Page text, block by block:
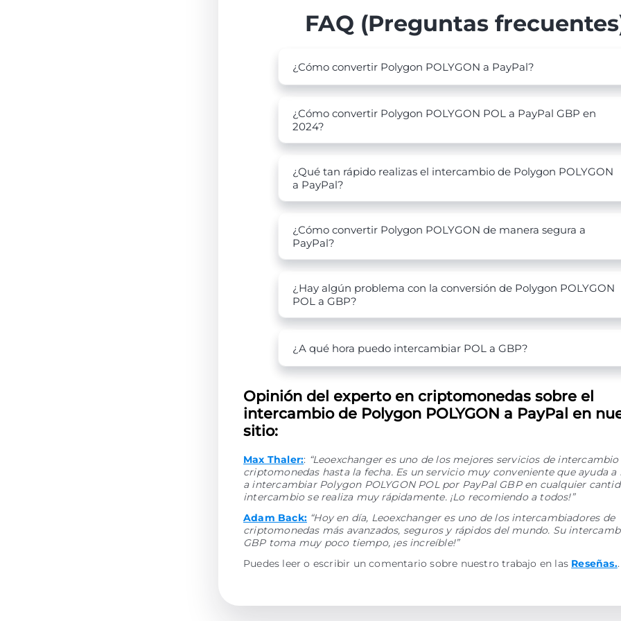
FAQ (Preguntas
¿Cómo convertir Polygon POLYGON a PayPal?
¿Cómo convertir Polygon POLYGON POL a PayPal GBP en
2024?
¿Qué tan rápido realizas el intercambio de Polygon POLYGON
a PayPal?
¿Cómo convertir Polygon POLYGON de manera segura a
PayPal?
¿Hay algún problema con la conversión de Polygon POLYGON
POL a GBP?
¿A qué hora puedo intercambiar POL a GBP?
Opinión del experto en criptomonedas sobre el
intercambio de Polygon POLYGON a PayPal en
sitio:
Max Thaler:: “Leoexchanger es uno de los mejores servicios de intercambio
criptomonedas hasta la fecha. Es un servicio muy conveniente que ayuda a
a intercambiar Polygon POLYGON POL por PayPal GBP en cualquier
intercambio se realiza muy rápidamente. ¡Lo recomiendo a todos!”
Adam Back: “Hoy en día, Leoexchanger es uno de los intercambiadores de
criptomonedas más avanzados, seguros y rápidos del mundo. Su
GBP toma muy poco tiempo, ¡es increíble!”
Puedes leer o escribir un comentario sobre nuestro trabajo en las Reseñas..